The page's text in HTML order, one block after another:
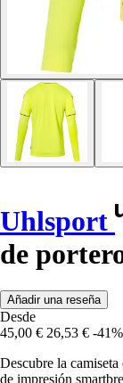
Uhlsport
de
Añadir una reseña
Desde
45,00 € 26,53 € -41%
Descubre la
de impresión